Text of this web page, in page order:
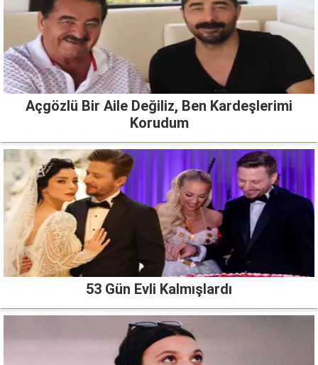
Açgözlü Bir Aile Değiliz, Ben Kardeşlerimi
Korudum
53 Gün Evli Kalmışlardı